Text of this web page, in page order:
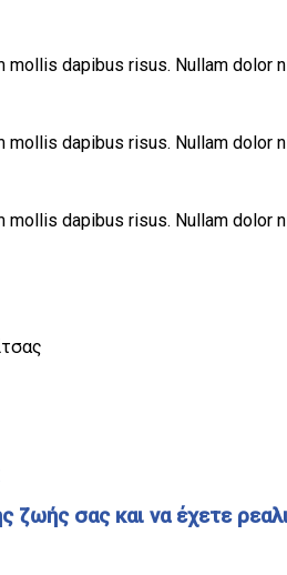
mollis dapibus risus. Nullam dolor
mollis dapibus risus. Nullam dolor
mollis dapibus risus. Nullam dolor
ζωής σας και να έχετε